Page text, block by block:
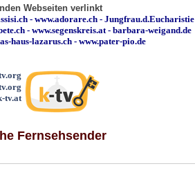
Webseiten verlinkt
-www.adorare.ch -Jungfrau.d.Eucharistie
-www.segenskreis.at-barbara-weigand.de
haus-lazarus.ch - www.pater-pio.de
tv.at
Fernsehsender